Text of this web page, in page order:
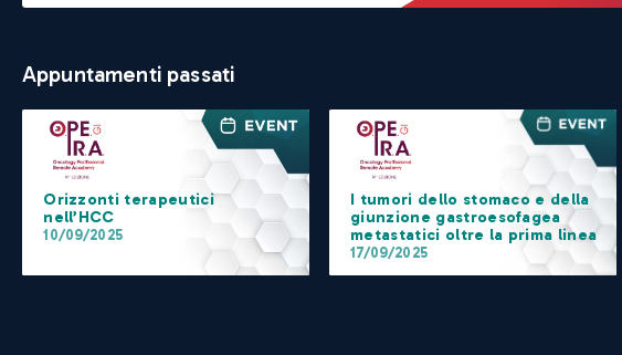
Appuntamenti passati
Orizzonti terapeutici
nell’HCC
10/09/2025
I tumori dello stomaco e della
giunzione gastroesofagea
metastatici oltre la prima linea
17/09/2025